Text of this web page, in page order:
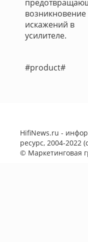
возникновение
искажений в
усилителе.
#product#
HifiNews.ru -
ресурс, 2004-2022
© Маркетинговая